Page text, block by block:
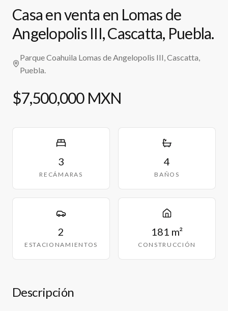
Casa en venta en Lomas de
Angelopolis III, Cascatta, Puebla.
Parque Coahuila Lomas de Angelopolis III, Cascatta,
Puebla.
$7,500,000 MXN
3
RECÁMARAS
4
BAÑOS
2
ESTACIONAMIENTOS
181 m²
CONSTRUCCIÓN
Descripción